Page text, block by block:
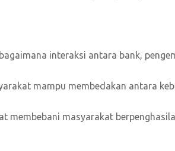
interaksi antara bank,
mampu membedakan antara
membebani masyarakat